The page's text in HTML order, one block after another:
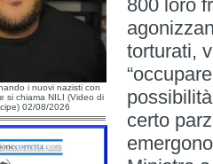
i nuovi nazisti con
si chiama NILI (Video di
02/08/2026
800 loro
torturati,
certo